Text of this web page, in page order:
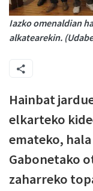
Iazko omenaldian
alkatearekin.
Hainbat
elkarteko
emateko,
Gabonetako
zaharreko